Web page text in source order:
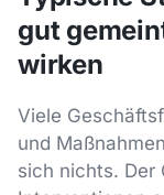
gut
wirken
Viele
und
sich nichts. Der